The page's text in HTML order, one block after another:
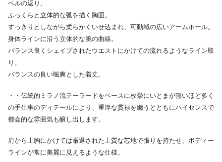
ペルの返り。
ふっくらと立体的な弧を描く胸囲。
すっきりとしながら柔らかくいせ込まれ、可動域の広いアームホール。
身体ラインに沿う立体的な腕の曲線。
バランス良くシェイプされたウエストにかけての流れるようなライン取
り。
バランスの良い颯爽とした着丈。
・・伝統的ミラノ流テーラードをベースに枚挙にいとまが無いほど多く
の手仕事のディテールにより、重厚な貫禄を纏うとともにハイセンスで
都会的な雰囲気も醸し出します。
肩から上胸にかけては厳選された上質な芯地で張りを持たせ、ボディー
ラインが常に美麗に見えるような仕様。